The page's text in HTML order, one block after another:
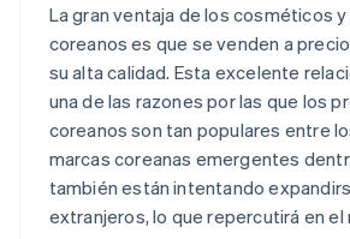
La gran ventaja de los cosméticos
coreanos es que se venden a
su alta calidad. Esta excelente
una de las razones por las que los
coreanos son tan populares entre
marcas coreanas emergentes
también están intentando
extranjeros, lo que repercutirá en